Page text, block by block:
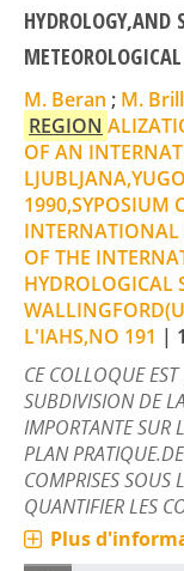
HYDROLOGY,AND
M. Beran ; M.
REGION
OF AN
1990,SYPOSIUM
INTERNATIONAL
OF THE
HYDROLOGICAL
L'IAHS,NO 191 |
CE COLLOQUE EST
SUBDIVISION DE
IMPORTANTE SUR
PLAN
COMPRISES SOUS
QUANTIFIER LES
Plus